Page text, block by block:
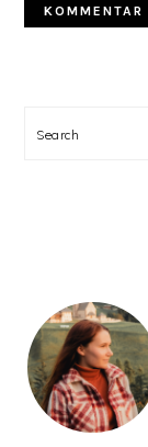
SIDEBAR
Search